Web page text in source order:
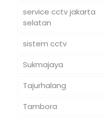
service cctv jakarta
selatan
sistem cctv
Sukmajaya
Tajurhalang
Tambora